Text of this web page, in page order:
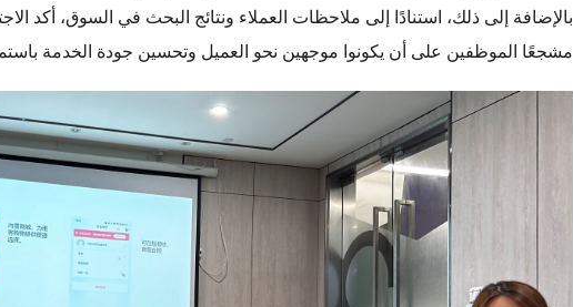
بالإضافة إلى ذلك، استنادًا إلى ملاحظات العملاء ونتائج البحث في السوق، أكد
مشجعًا الموظفين على أن يكونوا موجهين نحو العميل وتحسين جودة الخدمة